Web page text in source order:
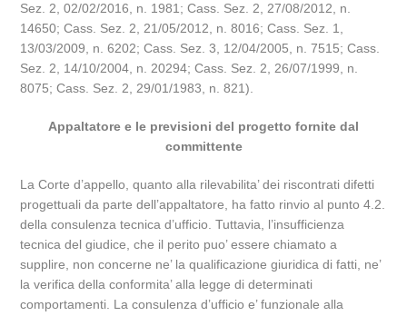
Sez. 2, 02/02/2016, n. 1981; Cass. Sez. 2, 27/08/2012, n.
14650; Cass. Sez. 2, 21/05/2012, n. 8016; Cass. Sez. 1,
13/03/2009, n. 6202; Cass. Sez. 3, 12/04/2005, n. 7515; Cass.
Sez. 2, 14/10/2004, n. 20294; Cass. Sez. 2, 26/07/1999, n.
8075; Cass. Sez. 2, 29/01/1983, n. 821).
Appaltatore e le previsioni del progetto fornite dal
committente
La Corte d’appello, quanto alla rilevabilita’ dei riscontrati difetti
progettuali da parte dell’appaltatore, ha fatto rinvio al punto 4.2.
della consulenza tecnica d’ufficio. Tuttavia, l’insufficienza
tecnica del giudice, che il perito puo’ essere chiamato a
supplire, non concerne ne’ la qualificazione giuridica di fatti, ne’
la verifica della conformita’ alla legge di determinati
comportamenti. La consulenza d’ufficio e’ funzionale alla